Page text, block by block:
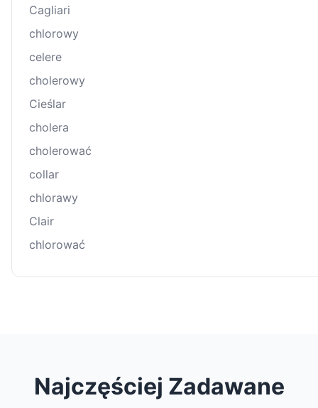
Cagliari
chlorowy
celere
cholerowy
Cieślar
cholera
cholerować
collar
chlorawy
Clair
chlorować
Najczęściej Zadawane